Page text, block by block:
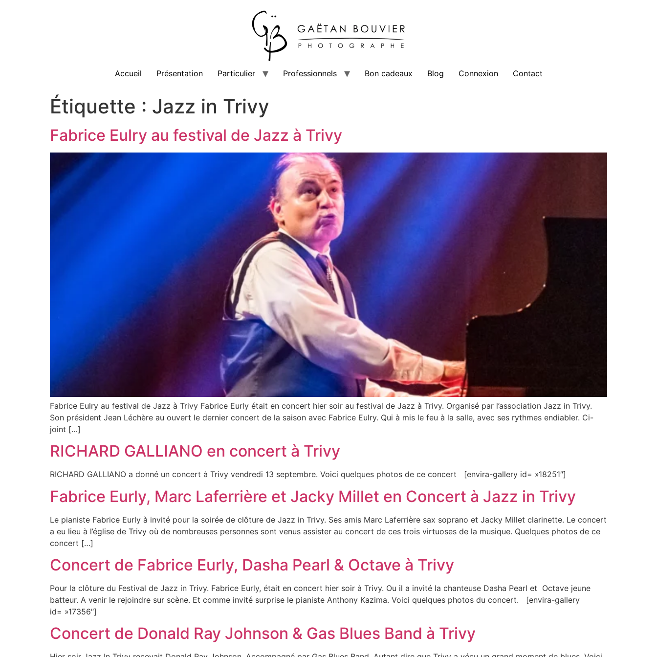
Accueil Présentation Particulier Professionnels Bon cadeaux Blog Connexion Contact
Étiquette : Jazz in Trivy
Fabrice Eulry au festival de Jazz à Trivy
Fabrice Eulry au festival de Jazz à Trivy Fabrice Eurly était en concert hier soir au festival de Jazz à Trivy. Organisé par l’association Jazz in Trivy.
Son président Jean Léchère au ouvert le dernier concert de la saison avec Fabrice Eulry. Qui à mis le feu à la salle, avec ses rythmes endiabler. Ci-
joint […]
RICHARD GALLIANO en concert à Trivy
RICHARD GALLIANO a donné un concert à Trivy vendredi 13 septembre. Voici quelques photos de ce concert [envira-gallery id= »18251″]
Fabrice Eurly, Marc Laferrière et Jacky Millet en Concert à Jazz in Trivy
Le pianiste Fabrice Eurly à invité pour la soirée de clôture de Jazz in Trivy. Ses amis Marc Laferrière sax soprano et Jacky Millet clarinette. Le concert
a eu lieu à l’église de Trivy où de nombreuses personnes sont venus assister au concert de ces trois virtuoses de la musique. Quelques photos de ce
concert […]
Concert de Fabrice Eurly, Dasha Pearl & Octave à Trivy
Pour la clôture du Festival de Jazz in Trivy. Fabrice Eurly, était en concert hier soir à Trivy. Ou il a invité la chanteuse Dasha Pearl et Octave jeune
batteur. A venir le rejoindre sur scène. Et comme invité surprise le pianiste Anthony Kazima. Voici quelques photos du concert. [envira-gallery
id= »17356″]
Concert de Donald Ray Johnson & Gas Blues Band à Trivy